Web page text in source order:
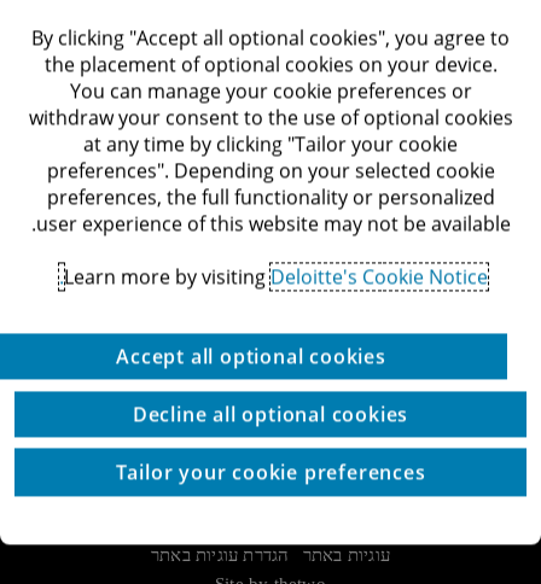
ליצירת קשר
עם
המומחים
שלנו
Deloitte Israel
לאתר Deloitte ישראל
© כל הזכויות שמורות לדלויט ישראל ושות'
עוגיות באתר
הגדרת עוגיות באתר
By clicking "Accept all optional cookies", you agree to
the placement of optional cookies on your device.
You can manage your cookie preferences or
withdraw your consent to the use of optional cookies
at any time by clicking "Tailor your cookie
preferences". Depending on your selected cookie
preferences, the full functionality or personalized
user experience of this website may not be available.
Learn more by visitingDeloitte's Cookie Notice.
Accept all optional cookies
Decline all optional cookies
Tailor your cookie preferences